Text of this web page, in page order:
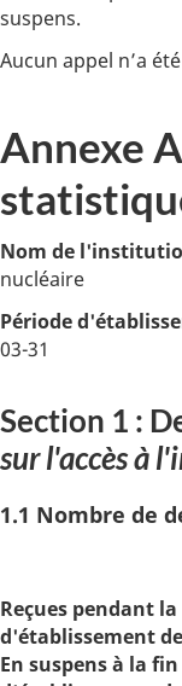
suspens.
Aucun appel n’a
Annexe
Nom de
nucléaire
Période
03-31
Section 1 :
sur l'accès à
1.1 Nombre de
Reçues pendant
d'établissement
En suspens à la